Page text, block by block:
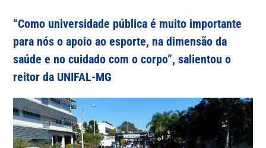
“Como universidade pública é muito importante
para nós o apoio ao esporte, na dimensão da
saúde e no cuidado com o corpo”, salientou o
reitor da UNIFAL-MG